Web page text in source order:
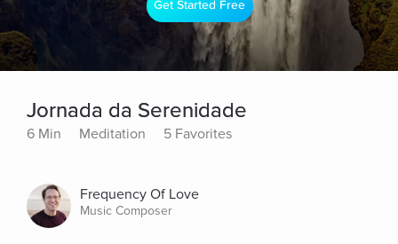
Get Started Free
Jornada da Serenidade
6 Min Meditation 5 Favorites
Frequency Of Love
Music Composer